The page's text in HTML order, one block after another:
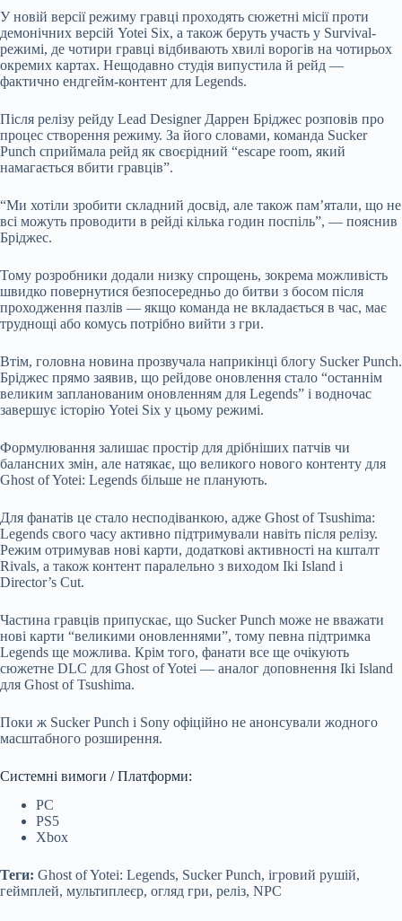
У новій версії режиму гравці проходять сюжетні місії проти
демонічних версій Yotei Six, а також беруть участь у Survival-
режимі, де чотири гравці відбивають хвилі ворогів на чотирьох
окремих картах. Нещодавно студія випустила й рейд —
фактично ендгейм-контент для Legends.
Після релізу рейду Lead Designer Даррен Бріджес розповів про
процес створення режиму. За його словами, команда Sucker
Punch сприймала рейд як своєрідний “escape room, який
намагається вбити гравців”.
“Ми хотіли зробити складний досвід, але також пам’ятали, що не
всі можуть проводити в рейді кілька годин поспіль”, — пояснив
Бріджес.
Тому розробники додали низку спрощень, зокрема можливість
швидко повернутися безпосередньо до битви з босом після
проходження пазлів — якщо команда не вкладається в час, має
труднощі або комусь потрібно вийти з гри.
Втім, головна новина прозвучала наприкінці блогу Sucker Punch.
Бріджес прямо заявив, що рейдове оновлення стало “останнім
великим запланованим оновленням для Legends” і водночас
завершує історію Yotei Six у цьому режимі.
Формулювання залишає простір для дрібніших патчів чи
балансних змін, але натякає, що великого нового контенту для
Ghost of Yotei: Legends більше не планують.
Для фанатів це стало несподіванкою, адже Ghost of Tsushima:
Legends свого часу активно підтримували навіть після релізу.
Режим отримував нові карти, додаткові активності на кшталт
Rivals, а також контент паралельно з виходом Iki Island і
Director’s Cut.
Частина гравців припускає, що Sucker Punch може не вважати
нові карти “великими оновленнями”, тому певна підтримка
Legends ще можлива. Крім того, фанати все ще очікують
сюжетне DLC для Ghost of Yotei — аналог доповнення Iki Island
для Ghost of Tsushima.
Поки ж Sucker Punch і Sony офіційно не анонсували жодного
масштабного розширення.
Системні вимоги / Платформи:
PC
PS5
Xbox
Теги: Ghost of Yotei: Legends, Sucker Punch, ігровий рушій,
геймплей, мультиплеєр, огляд гри, реліз, NPC